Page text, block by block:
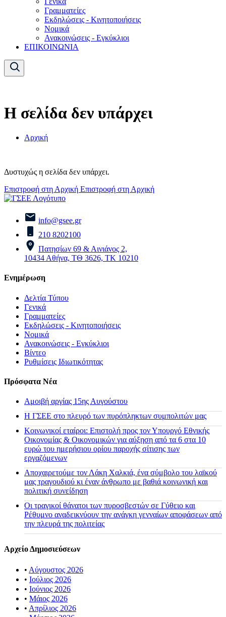
Γραμματείες
Εκδηλώσεις - Κινητοποιήσεις
Νομικά
Ανακοινώσεις - Εγκύκλιοι
ΕΠΙΚΟΙΝΩΝΙΑ
Η σελίδα δεν υπάρχει
Αρχική
Δυστυχώς η σελίδα δεν υπάρχει.
Επιστροφή στη Αρχική Επιστροφή στη Αρχική
info@gsee.gr
210 8202100
Πατησίων 69 & Αινιάνος 2,
10434 Αθήνα, ΤΘ 3626, ΤΚ 10210
Ενημέρωση
Δελτία Τύπου
Γενικά
Γραμματείες
Εκδηλώσεις - Κινητοποιήσεις
Νομικά
Ανακοινώσεις - Εγκύκλιοι
Βίντεο
Ρυθμίσεις Ιδιωτικότητας
Πρόσφατα Νέα
Αμοιβή αργίας 15ης Αυγούστου
H ΓΣΕΕ στο πλευρό των πυρόπληκτων συμπολιτών μας
Κοινωνικοί εταίροι: Επιστολή προς τον Υπουργό Εθνικής
Οικονομίας & Οικονομικών για αύξηση από τα 6 στα 10
ευρώ του ημερήσιου ορίου παροχής σίτισης των
εργαζόμενων
Αποχαιρετούμε τον Λάκη Χαλκιά, ένα σύμβολο του λαϊκού
μας τραγουδιού κι έναν άνθρωπο με βαθιά κοινωνική και
πολιτική συνείδηση
Οι τραγικοί θάνατοι των πυροσβεστών σε Γύθειο και
Ρέθυμνο αναδεικνύουν την ανάγκη γενναίων αποφάσεων από
την πλευρά της πολιτείας
Αρχείο Δημοσιεύσεων
• Αύγουστος 2026
• Ιούλιος 2026
• Ιούνιος 2026
• Μάιος 2026
• Απρίλιος 2026